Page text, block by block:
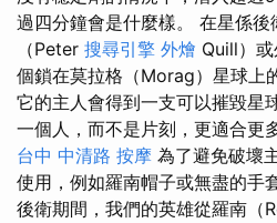
過四分鐘會是什麼樣。 在星係後
（Peter 搜尋引擎 外燴 Quill）
個鎖在莫拉格（Morag）星球上
它的主人會得到一支可以摧毀星
一個人，而不是片刻，更適合更
台中 中清路 按摩 為了避免破壞
使用，例如羅南帽子或無盡的手
後衛期間，我們的英雄從羅南（